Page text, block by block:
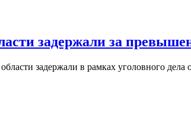
задержали за
задержали в рамках уголовного